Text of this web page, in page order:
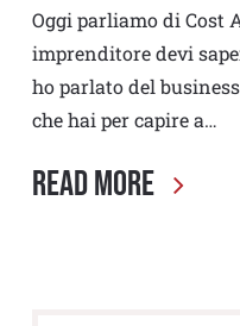
Oggi parliamo di Cost
imprenditore devi
ho parlato del
che hai per capire a…
Read More